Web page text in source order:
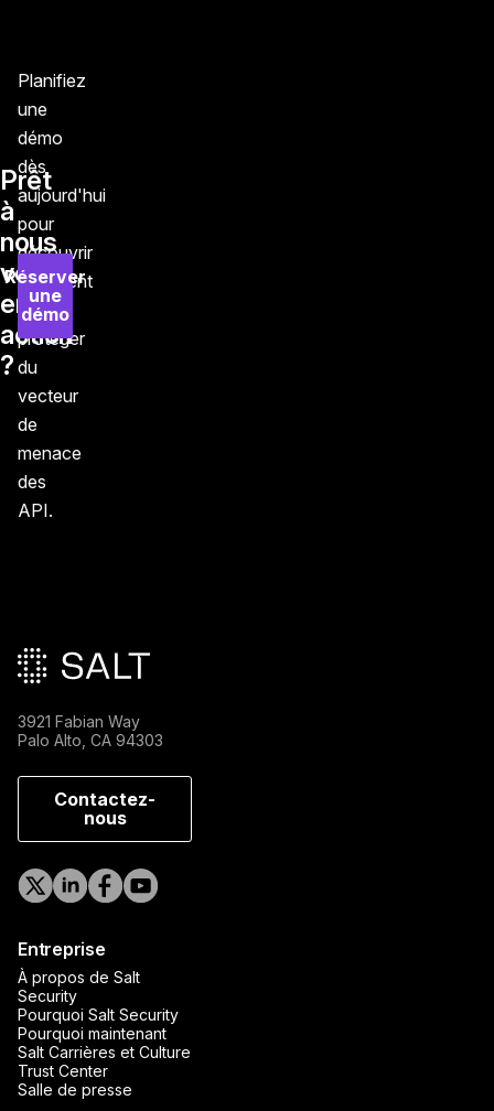
Prêt
à
nous
voir
en
action
?
Planifiez
une
démo
dès
aujourd'hui
pour
découvrir
comment
vous
protéger
du
vecteur
de
menace
des
API.
Réserver
une
démo
3921 Fabian Way
Palo Alto, CA 94303
Contactez-
nous
Entreprise
À propos de Salt
Security
Pourquoi Salt Security
Pourquoi maintenant
Salt Carrières et Culture
Trust Center
Salle de presse